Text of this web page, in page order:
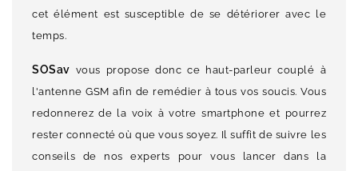
cet élément est susceptible de se détériorer avec le
temps.
SOSav vous propose donc ce haut-parleur couplé à
l'antenne GSM afin de remédier à tous vos soucis. Vous
redonnerez de la voix à votre smartphone et pourrez
rester connecté où que vous soyez. Il suffit de suivre les
conseils de nos experts pour vous lancer dans la